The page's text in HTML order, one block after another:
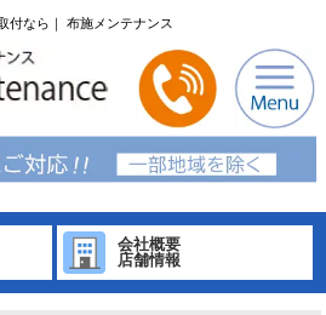
付なら｜ 布施メンテナンス
会社概要
店舗情報